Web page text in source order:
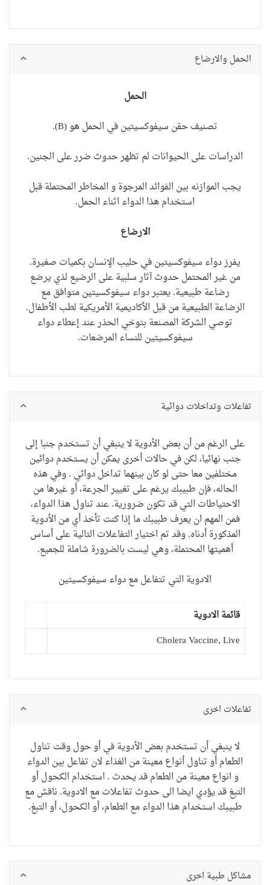
الحمل والارضاع
الحمل
تصنيف حقن سيفوكسيتينفي الحمل هو (B).
الدراسات على الحيوانات لم تظهر حدوث ضرر على الجنين.
يجب الموازنه بين الفوائد المرجوة و المخاطر المحتملة قبل
استخدام هذا الدواء اثناء الحمل.
الارضاع
يفرز دواء سيفوكسيتين في حليب الإنسان بكميات صغيرة.
من غير المحتمل حدوث آثار سلبية على الرضيع لذي يرضع
رضاعة طبيعية. يعتبر دواء سيفوكسيتين متوافق مع
الرضاعة الطبيعية من قبل الأكاديمية الأمريكية لطب الأطفال.
توصي الشركة المصنعة بتوخي الحذر عند إعطاء دواء
سيفوكسيتين للنساء المرضعات.
تفاعلات وتداخلات دوائية
على الرغم من أن بعض الأدويةلا ينبغي أن تستخدمجنبا إلى
جنب نهائيا،لكن في حالات أخرى يمكن أن يستخدمدوائين
مختلفينمعاحتى لوكان بينهما تداخل دوائي . وفي هذه
الحاله، فإن طبيبك يرغم على تغييرالجرعة،أوغيرها من
الاحتياطات التيقد تكون ضرورية.عندتناول هذا الدواء،
فمن المهم ان يعرف طبيبكما إذاكنت تأخذ أيمن الأدوية
المذكورةأدناه.وقد تم اختيارالتفاعلات التاليةعلى أساس
أهميتها المحتملة، وهي ليست بالضرورة شاملة للجميع.
الادوية التي تتفاعل مع دواء سيفوكسيتين
قائمة الادوية
Cholera Vaccine, Live
تفاعلات اخرى
لا ينبغي أن تستخدم بعض الأدوية في أو حول وقت تناول
الطعام أو تناول أنواع معينة من الغذاء لان تفاعل بين الدواء
و انواع معينة من الطعام قد يحدث . استخدام الكحول أو
التبغ قد يؤدي ايضا الى حدوث تفاعلات مع الادوية. ناقش مع
طبيبك استخدام هذا الدواء مع الطعام، أوالكحول،أوالتبغ.
مشاكل طبية اخرى